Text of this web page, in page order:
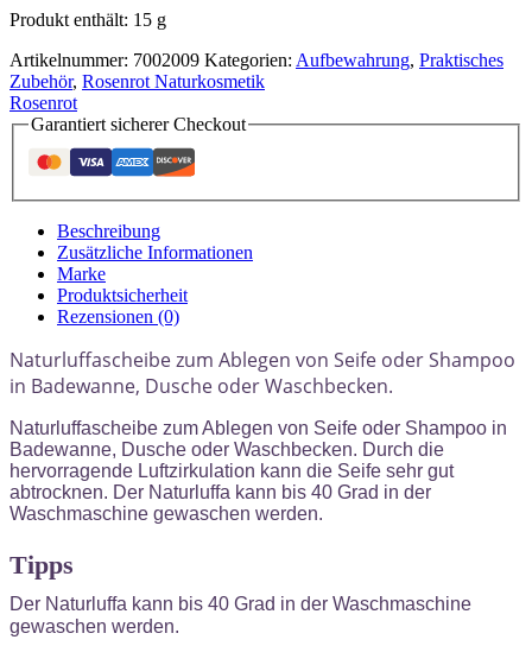
Produkt enthält: 15 g
Artikelnummer: 7002009 Kategorien: Aufbewahrung, Praktisches
Zubehör, Rosenrot Naturkosmetik
Rosenrot
Garantiert sicherer Checkout
Beschreibung
Zusätzliche Informationen
Marke
Produktsicherheit
Rezensionen (0)
Naturluffascheibe zum Ablegen von Seife oder Shampoo
in Badewanne, Dusche oder Waschbecken.
Naturluffascheibe zum Ablegen von Seife oder Shampoo in
Badewanne, Dusche oder Waschbecken. Durch die
hervorragende Luftzirkulation kann die Seife sehr gut
abtrocknen. Der Naturluffa kann bis 40 Grad in der
Waschmaschine gewaschen werden.
Tipps
Der Naturluffa kann bis 40 Grad in der Waschmaschine
gewaschen werden.